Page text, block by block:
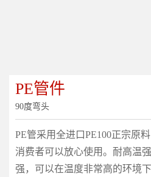
PE管件
90度弯头
PE管采用全进口PE100正宗原
消费者可以放心使用。耐高温
强，可以在温度非常高的环境